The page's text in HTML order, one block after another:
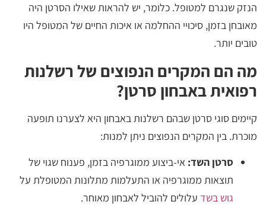
הנזק שנגרם למטופל. כלומר, יש להראות שאילו הסרטן היה
מאובחן בזמן, סיכויי ההחלמה או איכות החיים של המטופל היו
טובים יותר.
מה הם המקרים הנפוצים של רשלנות
רפואית באבחון סרטן?
קיימים סוגי סרטן שבהם רשלנות באבחון היא לצערנו תופעה
מוכרת. בין המקרים הנפוצים ניתן למנות:
סרטן השד: אי-ביצוע ממוגרפיה בזמן, פענוח שגוי של
תוצאות ממוגרפיה או התעלמות מתלונות המטופלת על
גוש בשד עלולים להוביל לאבחון מאוחר.